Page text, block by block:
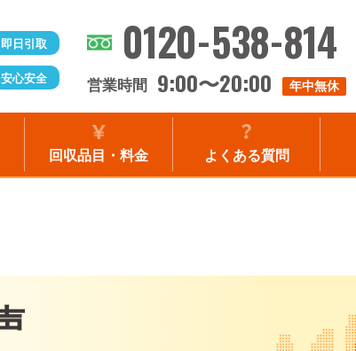
即日引取
安心安全
0120-538-814
営業時間 9:00〜20:00 年中無休
回収品目・料金 よくある質問